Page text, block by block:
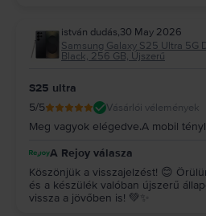
istván dudás,30 May 2026
Samsung Galaxy S25 Ultra 5G
Black, 256 GB, Újszerű
S25 ultra
5/5 Vásárlói vélemények
Meg vagyok elégedve.A mobil
A Rejoy válasza
Köszönjük a visszajelzést! 😊
és a készülék valóban újszerű
vissza a jövőben is! 💚✨